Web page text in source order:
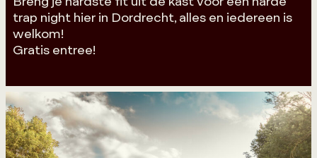
trap night hier in Dordrecht, alles en iedereen is
welkom!
Gratis entree!